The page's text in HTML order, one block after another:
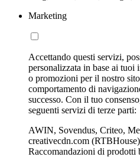
Marketing
Accettando questi servizi,
personalizzata in base ai tuoi
o promozioni per il nostro
comportamento di
successo. Con il tuo
seguenti servizi di terze parti:
AWIN, Sovendus, Criteo,
creativecdn.com
Raccomandazioni di prodotti